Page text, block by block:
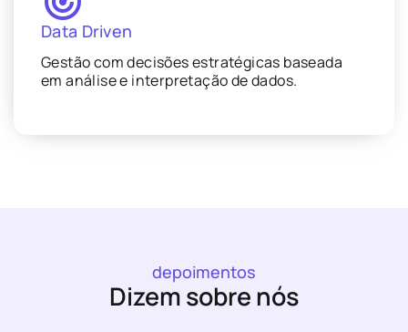
Data Driven
Gestão com decisões estratégicas baseada
em análise e interpretação de dados.
depoimentos
Dizem sobre nós